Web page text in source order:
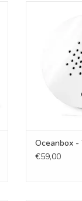
TOEVOEGEN
Oceanbox
€59,00